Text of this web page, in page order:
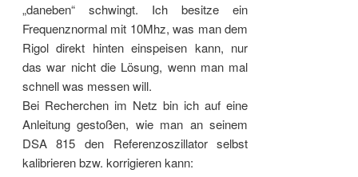
„daneben“ schwingt. Ich besitze ein
Frequenznormal mit 10Mhz, was man dem
Rigol direkt hinten einspeisen kann, nur
das war nicht die Lösung, wenn man mal
schnell was messen will.
Bei Recherchen im Netz bin ich auf eine
Anleitung gestoßen, wie man an seinem
DSA 815 den Referenzoszillator selbst
kalibrieren bzw. korrigieren kann: